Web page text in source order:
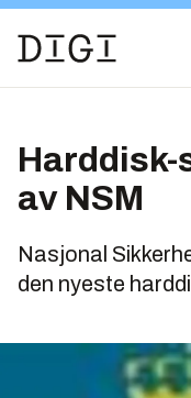
av NSM
Nasjonal
den nyeste